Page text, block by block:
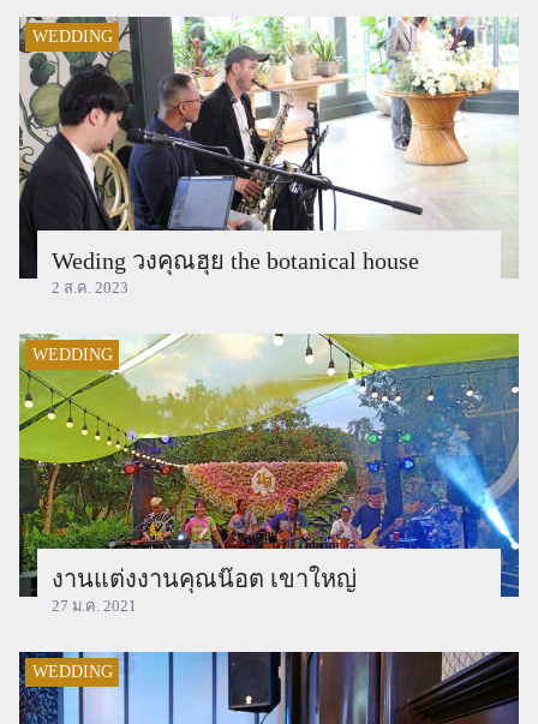
WEDDING
Weding วงคุณฮุย the botanical house
2 ส.ค. 2023
WEDDING
งานแต่งงานคุณน๊อต เขาใหญ่
27 ม.ค. 2021
WEDDING